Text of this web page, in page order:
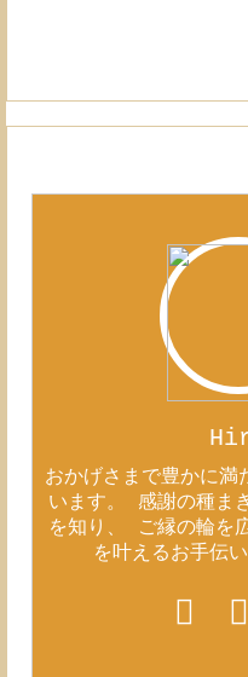
おかげさまで豊かに満
います。 感謝の種ま
を知り、 ご縁の輪を
を叶えるお手伝